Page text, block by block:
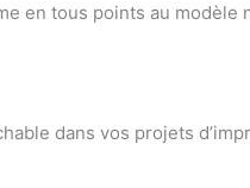
en tous points au modèle
dans vos projets